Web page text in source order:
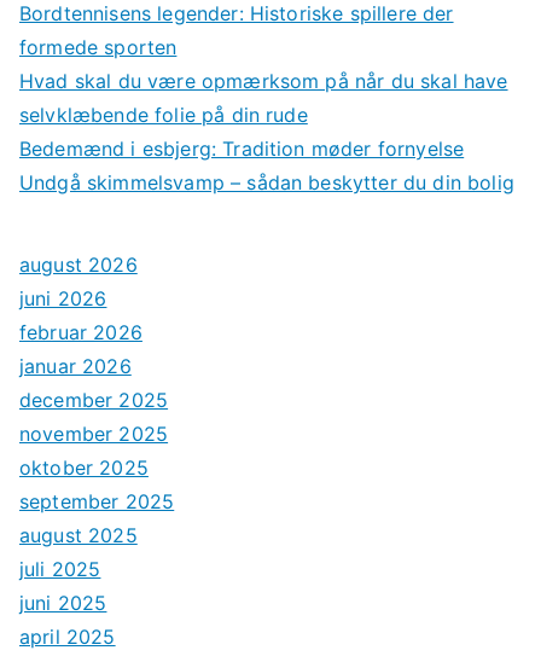
Bordtennisens legender: Historiske spillere der
formede sporten
Hvad skal du være opmærksom på når du skal have
selvklæbende folie på din rude
Bedemænd i esbjerg: Tradition møder fornyelse
Undgå skimmelsvamp – sådan beskytter du din bolig
august 2026
juni 2026
februar 2026
januar 2026
december 2025
november 2025
oktober 2025
september 2025
august 2025
juli 2025
juni 2025
april 2025